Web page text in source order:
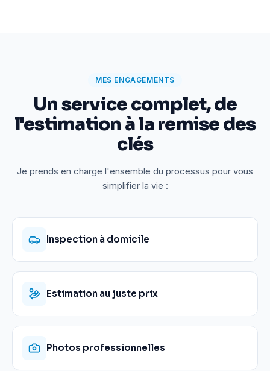
MES ENGAGEMENTS
Un service complet, de
l'estimation à la remise des
clés
Je prends en charge l'ensemble du processus pour vous
simplifier la vie :
Inspection à domicile
Estimation au juste prix
Photos professionnelles